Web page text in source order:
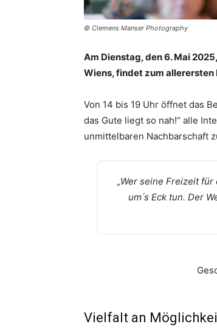
© Clemens Manser Photography
Am Dienstag, den 6. Mai
Wiens, findet zum allerersten
Von 14 bis 19 Uhr öffnet das
das Gute liegt so nah!“ alle
unmittelbaren Nachbarschaft
„Wer seine Freizeit
um ́s Eck tun. Der
Vielfalt an